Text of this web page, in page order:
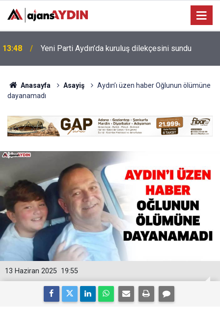
12:49
karşılayacak
Anasayfa Asayiş
Aydın’ı üzen haber Oğlunun ölümüne
dayanamadı
19:55
13 Haziran 2025